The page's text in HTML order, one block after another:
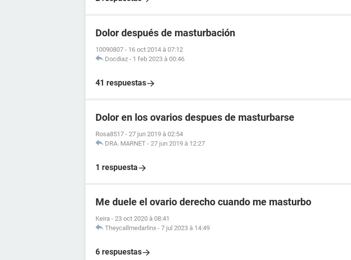
Dolor después de masturbación
10090807 - 16 oct 2014 à 07:12
Docdiaz - 1 feb 2023 à 00:46
41 respuestas
Dolor en los ovarios despues de masturbarse
Rosa8517 - 27 jun 2019 à 02:54
DRA. MARNET - 27 jun 2019 à 12:27
1 respuesta
Me duele el ovario derecho cuando me masturbo
Keira - 23 oct 2020 à 08:41
Theycallmedarlinx - 7 jul 2023 à 14:49
6 respuestas